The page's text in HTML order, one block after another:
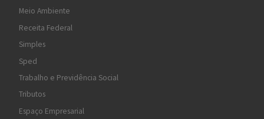
Meio Ambiente
Receita Federal
Simples
Sped
Trabalho e Previdência Social
Tributos
Espaço Empresarial